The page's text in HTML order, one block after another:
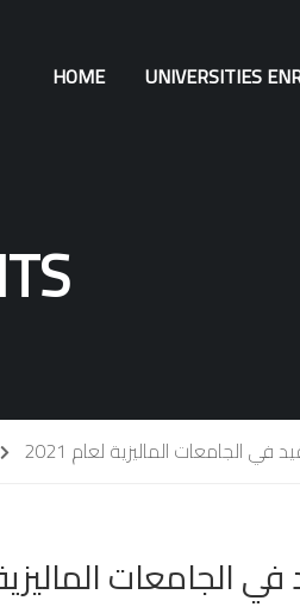
HOME UNIVERSITIES
في الجامعات الماليزية لعام 2021
الجامعات الماليزية